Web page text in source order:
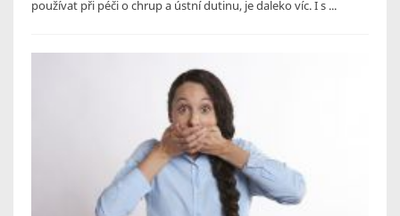
používat při péči o chrup a ústní dutinu, je daleko víc. I s ...